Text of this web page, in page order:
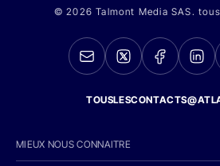
© 2026 Talmont Media SAS.
MIEUX NOUS CONNAITRE